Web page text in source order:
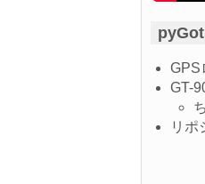
GPS
GT-
リポ